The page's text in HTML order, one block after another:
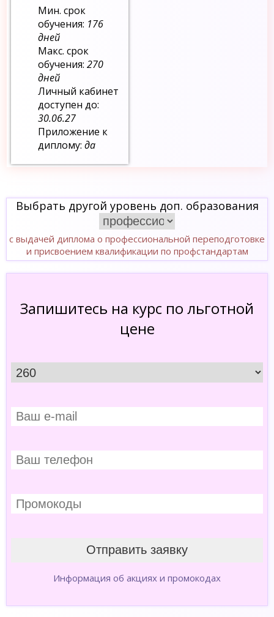
Мин. срок
обучения: 176
дней
Макс. срок
обучения:270
дней
Личный кабинет
доступен до:
30.06.27
Приложение к
диплому:да
Выбрать другой уровень доп. образования
с выдачей диплома о профессиональной переподготовке
и присвоением квалификации по профстандартам
Запишитесь на курс по льготной
цене
Информация об акциях и промокодах